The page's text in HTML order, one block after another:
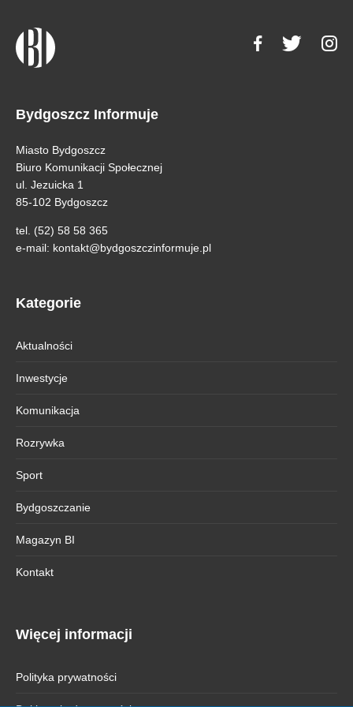
Bydgoszcz Informuje
Miasto Bydgoszcz
Biuro Komunikacji Społecznej
ul. Jezuicka 1
85-102 Bydgoszcz
tel. (52) 58 58 365
e-mail: kontakt@bydgoszczinformuje.pl
Kategorie
Aktualności
Inwestycje
Komunikacja
Rozrywka
Sport
Bydgoszczanie
Magazyn BI
Kontakt
Więcej informacji
Polityka prywatności